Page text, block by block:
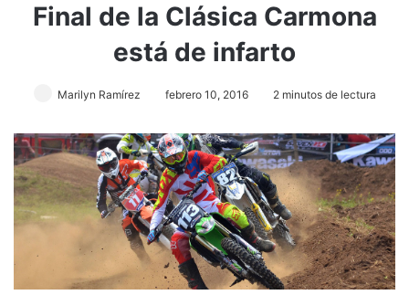
Final de la Clásica Carmona
está de infarto
Marilyn Ramírez febrero 10, 2016 2 minutos de lectura